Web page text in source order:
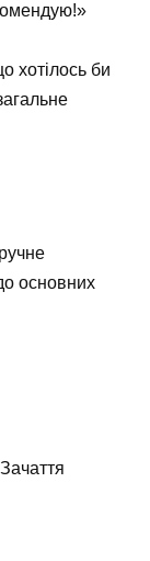
хотілось би
основних